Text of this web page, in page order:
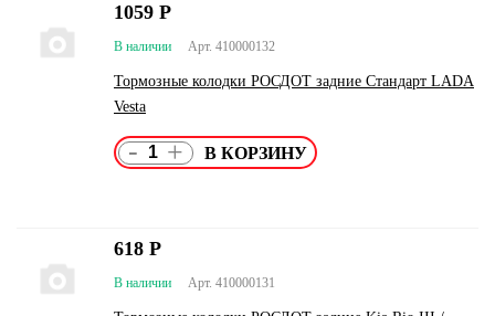
Арт. 410000132
В наличии
Тормозные колодки РОСДОТ задние Стандарт LADA
Vesta
1059 Р
- +
Арт. 410000131
В наличии
618 Р